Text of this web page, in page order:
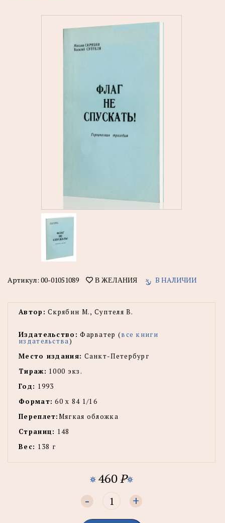
Артикул: 00-01051089 В ЖЕЛАНИЯ В НАЛИЧИИ
Автор: Скрябин М., Суптеля В.
Издательство: Фарватер (все книги
издательства)
Место издания: Санкт-Петербург
Тираж: 1000 экз.
Год: 1993
Формат: 60 х 84 1/16
Переплет:Мягкая обложка
Страниц: 148
Вес: 138 г
460P
- +